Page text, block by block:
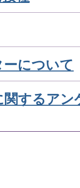
について
するアン